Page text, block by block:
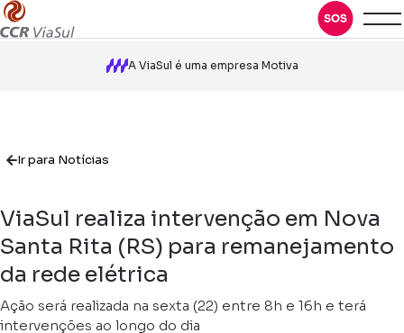
A ViaSul é uma empresa Motiva
Ir para Notícias
ViaSul realiza intervenção em Nova
Santa Rita (RS) para remanejamento
da rede elétrica
Ação será realizada na sexta (22) entre 8h e 16h e terá
intervenções ao longo do dia